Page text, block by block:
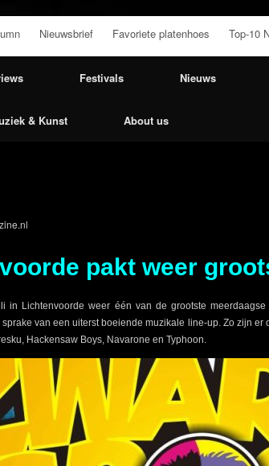
Nieuwsbrief Favoriete platenhoes Top-10
Festivals Nieuws
& Kunst About us
pakt weer
in Lichtenvoorde weer één van de grootste
van een uiterst boeiende muzikale line-up. Zo zijn
Hackensaw Boys, Navarone en Typhoon.